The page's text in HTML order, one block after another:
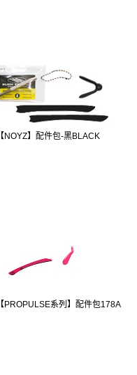
【NOYZ】配件包-黑BLACK
【PROPULSE系列】配件包178A